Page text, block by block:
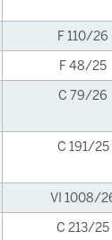
F 110/26
F 48/25
C 79/26
C 191/25
VI 1008/
C 213/25